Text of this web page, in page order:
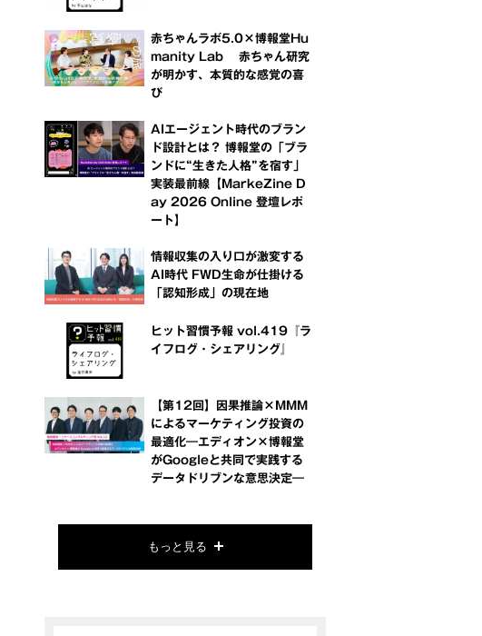
赤ちゃんラボ5.0×博報堂Hu
manity Lab 赤ちゃん研究
が明かす、本質的な感覚の喜
び
AIエージェント時代のブラン
ド設計とは？ 博報堂の「ブラ
ンドに“生きた人格”を宿す」
実装最前線【MarkeZine D
ay 2026 Online 登壇レポ
ート】
情報収集の入り口が激変する
AI時代 FWD生命が仕掛ける
「認知形成」の現在地
ヒット習慣予報 vol.419『ラ
イフログ・シェアリング』
【第12回】因果推論×MMM
によるマーケティング投資の
最適化―エディオン×博報堂
がGoogleと共同で実践する
データドリブンな意思決定―
もっと見る